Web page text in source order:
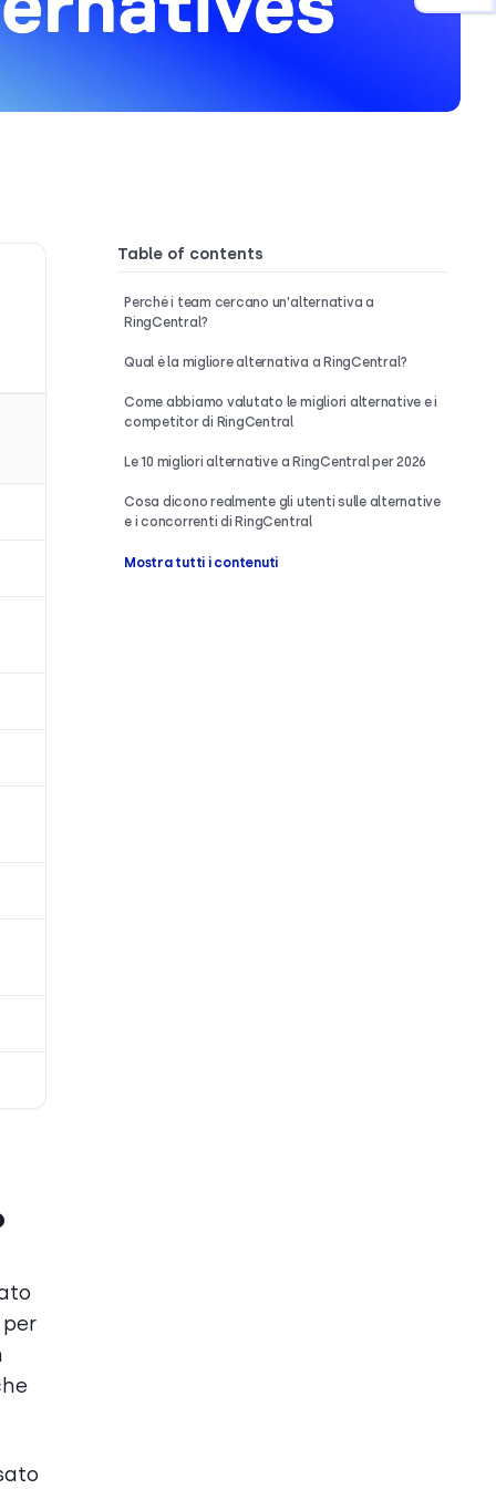
Table of contents
Perché i team cercano un'alternativa a
RingCentral?
Qual è la migliore alternativa a RingCentral?
Come abbiamo valutato le migliori alternative e i
competitor di RingCentral
Le 10 migliori alternative a RingCentral per 2026
Cosa dicono realmente gli utenti sulle alternative
e i concorrenti di RingCentral
Mostra tutti i contenuti